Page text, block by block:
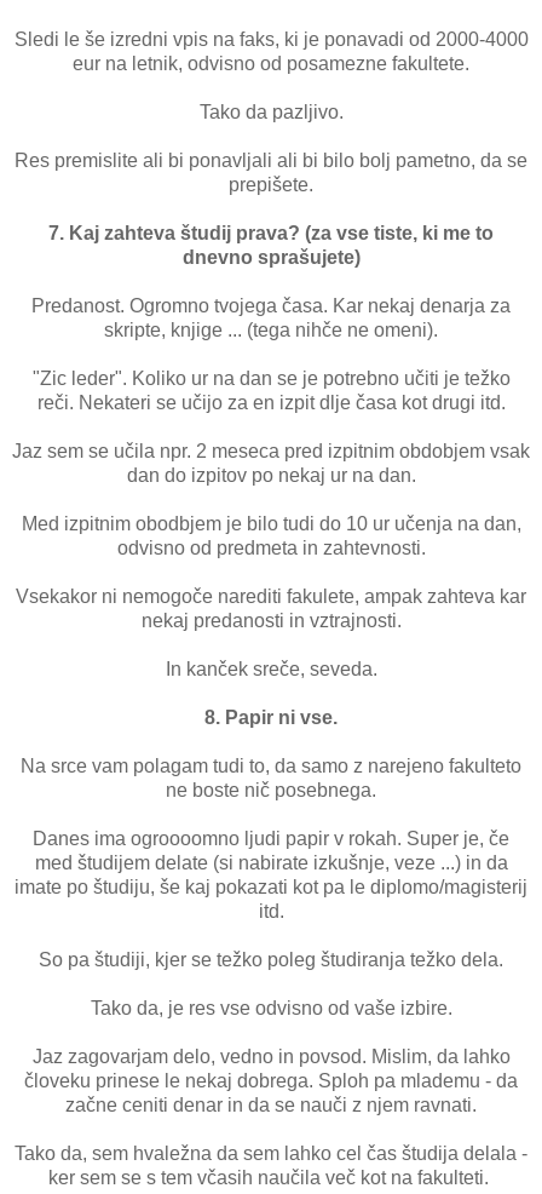
Sledi le še izredni vpis na faks, ki je ponavadi od 2000-4000
eur na letnik, odvisno od posamezne fakultete.
Tako da pazljivo.
Res premislite ali bi ponavljali ali bi bilo bolj pametno, da se
prepišete.
7. Kaj zahteva študij prava? (za vse tiste, ki me to
dnevno sprašujete)
Predanost. Ogromno tvojega časa. Kar nekaj denarja za
skripte, knjige ... (tega nihče ne omeni).
"Zic leder". Koliko ur na dan se je potrebno učiti je težko
reči. Nekateri se učijo za en izpit dlje časa kot drugi itd.
Jaz sem se učila npr. 2 meseca pred izpitnim obdobjem vsak
dan do izpitov po nekaj ur na dan.
Med izpitnim obodbjem je bilo tudi do 10 ur učenja na dan,
odvisno od predmeta in zahtevnosti.
Vsekakor ni nemogoče narediti fakulete, ampak zahteva kar
nekaj predanosti in vztrajnosti.
In kanček sreče, seveda.
8. Papir ni vse.
Na srce vam polagam tudi to, da samo z narejeno fakulteto
ne boste nič posebnega.
Danes ima ogroooomno ljudi papir v rokah. Super je, če
med študijem delate (si nabirate izkušnje, veze ...) in da
imate po študiju, še kaj pokazati kot pa le diplomo/magisterij
itd.
So pa študiji, kjer se težko poleg študiranja težko dela.
Tako da, je res vse odvisno od vaše izbire.
Jaz zagovarjam delo, vedno in povsod. Mislim, da lahko
človeku prinese le nekaj dobrega. Sploh pa mlademu - da
začne ceniti denar in da se nauči z njem ravnati.
Tako da, sem hvaležna da sem lahko cel čas študija delala -
ker sem se s tem včasih naučila več kot na fakulteti.